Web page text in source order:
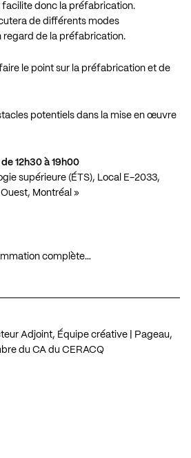
facilite donc la préfabrication.
de différents modes
regard de la préfabrication.
le point sur la préfabrication et de
potentiels dans la mise en œuvre
12h30 à 19h00
supérieure (ÉTS), Local E-2033,
Montréal »
complète…
Adjoint, Équipe créative | Pageau,
du CA du CERACQ